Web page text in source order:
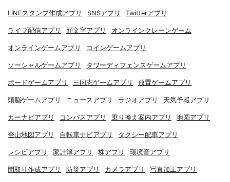
LINEスタンプ作成アプリ SNSアプリ Twitterアプリ
ライブ配信アプリ 顔文字アプリ オンラインクレーンゲーム
オンラインゲームアプリ コインゲームアプリ
ソーシャルゲームアプリ タワーディフェンスゲームアプリ
ボードゲームアプリ 三国志ゲームアプリ 放置ゲームアプリ
頭脳ゲームアプリ ニュースアプリ ラジオアプリ 天気予報アプリ
カーナビアプリ コンパスアプリ 乗り換え案内アプリ 地図アプリ
登山地図アプリ 自転車ナビアプリ タクシー配車アプリ
レシピアプリ 家計簿アプリ 株アプリ 環境音アプリ
間取り作成アプリ 防災アプリ カメラアプリ 写真加工アプリ